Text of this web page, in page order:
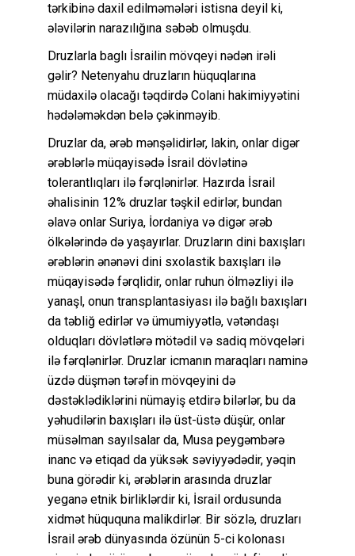
tərkibinə daxil edilməmələri istisna deyil ki,
ələvilərin narazılığına səbəb olmuşdu.
Druzlarla baglı İsrailin mövqeyi nədən irəli
gəlir? Netenyahu druzların hüquqlarına
müdaxilə olacağı təqdirdə Colani hakimiyyətini
hədələməkdən belə çəkinməyib.
Druzlar da, ərəb mənşəlidirlər, lakin, onlar digər
ərəblərlə müqayisədə İsrail dövlətinə
tolerantlıqları ilə fərqlənirlər. Hazırda İsrail
əhalisinin 12% druzlar təşkil edirlər, bundan
əlavə onlar Suriya, İordaniya və digər ərəb
ölkələrində də yaşayırlar. Druzların dini baxışları
ərəblərin ənənəvi dini sxolastik baxışları ilə
müqayisədə fərqlidir, onlar ruhun ölməzliyi ilə
yanaşl, onun transplantasiyası ilə bağlı baxışları
da təbliğ edirlər və ümumiyyətlə, vətəndaşı
olduqları dövlətlərə mötədil və sadiq mövqeləri
ilə fərqlənirlər. Druzlar icmanın maraqları naminə
üzdə düşmən tərəfin mövqeyini də
dəstəklədiklərini nümayiş etdirə bilərlər, bu da
yəhudilərin baxışları ilə üst-üstə düşür, onlar
müsəlman sayılsalar da, Musa peygəmbərə
inanc və etiqad da yüksək səviyyədədir, yəqin
buna görədir ki, ərəblərin arasında druzlar
yeganə etnik birliklərdir ki, İsrail ordusunda
xidmət hüququna malikdirlər. Bir sözlə, druzları
İsrail ərəb dünyasında özünün 5-ci kolonası